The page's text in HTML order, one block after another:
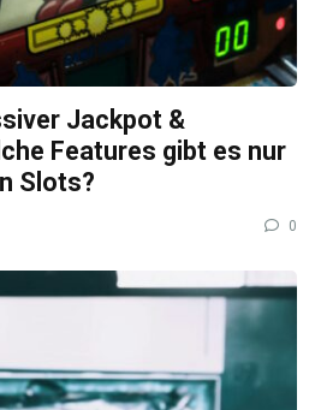
Jackpot &
Features gibt es nur
Slots?
0